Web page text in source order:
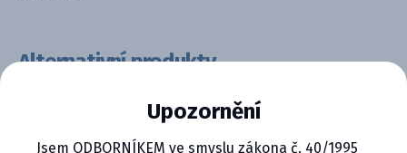
Alternativní produkty
Upozornění
Jsem ODBORNÍKEM ve smyslu zákona č. 40/1995